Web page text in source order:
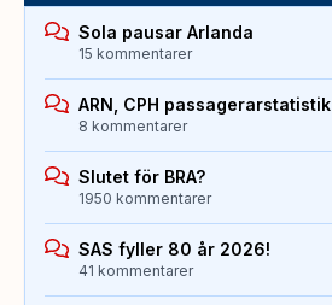
Sola pausar Arlanda
15 kommentarer
ARN, CPH
8 kommentarer
Slutet för BRA?
1950 kommentarer
SAS fyller 80 år 2026!
41 kommentarer